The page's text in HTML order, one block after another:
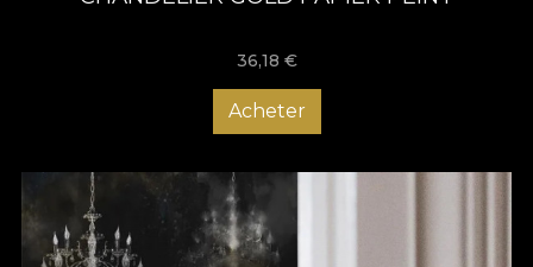
36,18 €
Acheter